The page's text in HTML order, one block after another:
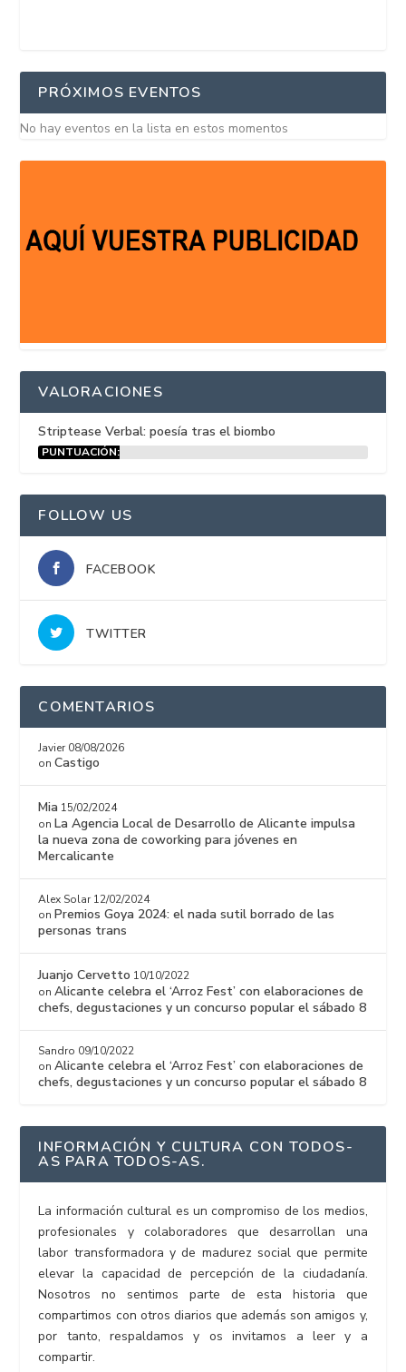
PRÓXIMOS EVENTOS
No hay eventos en la lista en estos momentos
VALORACIONES
Striptease Verbal: poesía tras el biombo
PUNTUACIÓN:
FOLLOW US
FACEBOOK
TWITTER
COMENTARIOS
Javier 08/08/2026
onCastigo
Mia 15/02/2024
onLa Agencia Local de Desarrollo de Alicante impulsa
la nueva zona de coworking para jóvenes en
Mercalicante
Alex Solar 12/02/2024
onPremios Goya 2024: el nada sutil borrado de las
personas trans
Juanjo Cervetto 10/10/2022
onAlicante celebra el ‘Arroz Fest’ con elaboraciones de
chefs, degustaciones y un concurso popular el sábado 8
Sandro 09/10/2022
onAlicante celebra el ‘Arroz Fest’ con elaboraciones de
chefs, degustaciones y un concurso popular el sábado 8
INFORMACIÓN Y CULTURA CON TODOS-
AS PARA TODOS-AS.
La información cultural es un compromiso de los medios,
profesionales y colaboradores que desarrollan una
labor transformadora y de madurez social que permite
elevar la capacidad de percepción de la ciudadanía.
Nosotros no sentimos parte de esta historia que
compartimos con otros diarios que además son amigos y,
por tanto, respaldamos y os invitamos a leer y a
compartir.